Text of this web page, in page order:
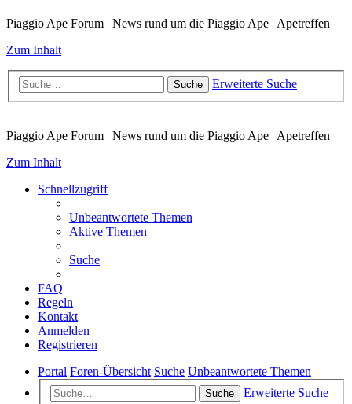
Piaggio Ape Forum | News rund um die Piaggio Ape | Apetreffen
Zum Inhalt
Suche Erweiterte Suche
Piaggio Ape Forum | News rund um die Piaggio Ape | Apetreffen
Zum Inhalt
Schnellzugriff
Unbeantwortete Themen
Aktive Themen
Suche
FAQ
Regeln
Kontakt
Anmelden
Registrieren
Portal Foren-Übersicht Suche Unbeantwortete Themen
Suche
Erweiterte Suche